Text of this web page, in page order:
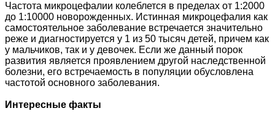
Частота микроцефалии колеблется в пределах от 1:2000
до 1:10000 новорожденных. Истинная микроцефалия как
самостоятельное заболевание встречается значительно
реже и диагностируется у 1 из 50 тысяч детей, причем как
у мальчиков, так и у девочек. Если же данный порок
развития является проявлением другой наследственной
болезни, его встречаемость в популяции обусловлена
частотой основного заболевания.
Интересные факты